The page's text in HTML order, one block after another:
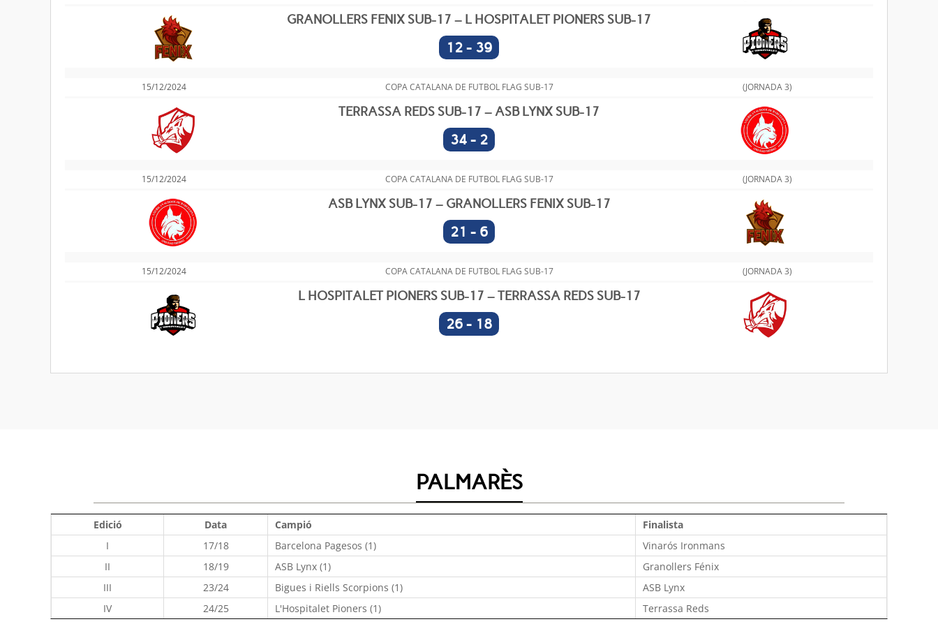
12 - 39
GRANOLLERS FENIX SUB-17 – L HOSPITALET PIONERS SUB-17
15/12/2024 (JORNADA 3)
34 - 2
COPA CATALANA DE FUTBOL FLAG SUB-17
TERRASSA REDS SUB-17 – ASB LYNX SUB-17
15/12/2024 (JORNADA 3)
21 - 6
COPA CATALANA DE FUTBOL FLAG SUB-17
ASB LYNX SUB-17 – GRANOLLERS FENIX SUB-17
15/12/2024 (JORNADA 3)
26 - 18
COPA CATALANA DE FUTBOL FLAG SUB-17
L HOSPITALET PIONERS SUB-17 – TERRASSA REDS SUB-17
PALMARÈS
Edició Data Campió
Finalista
I
17/18 Barcelona Pagesos (1)
Vinarós Ironmans
II
18/19 ASB Lynx (1)
Granollers Fénix
III
23/24 Bigues i Riells Scorpions (1)
ASB Lynx
IV
24/25 L'Hospitalet Pioners (1) Terrassa Reds